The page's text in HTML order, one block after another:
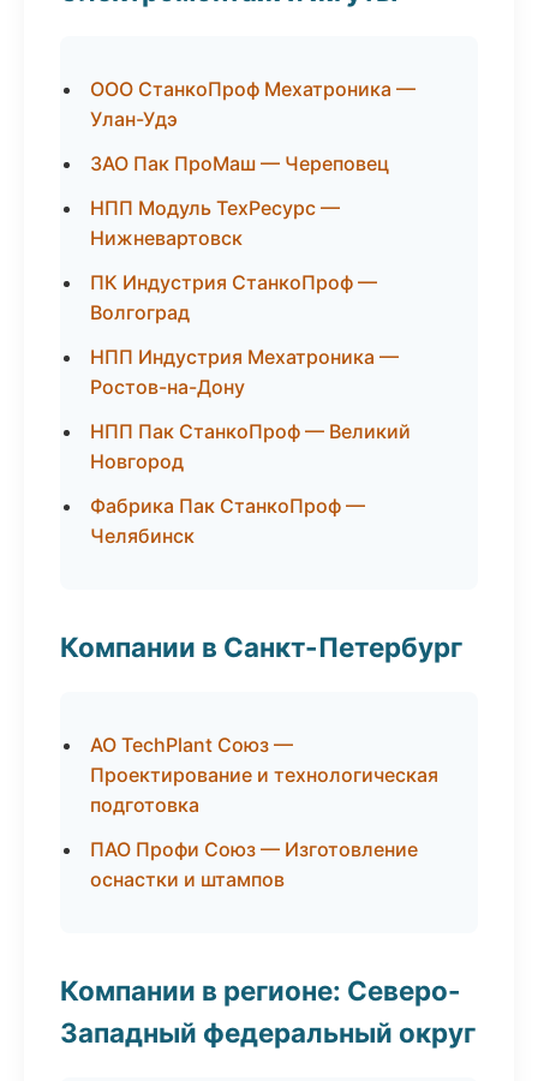
ООО СтанкоПроф Мехатроника —
Улан-Удэ
ЗАО Пак ПроМаш — Череповец
НПП Модуль ТехРесурс —
Нижневартовск
ПК Индустрия СтанкоПроф —
Волгоград
НПП Индустрия Мехатроника —
Ростов-на-Дону
НПП Пак СтанкоПроф — Великий
Новгород
Фабрика Пак СтанкоПроф —
Челябинск
Компании в Санкт-Петербург
АО TechPlant Союз —
Проектирование и технологическая
подготовка
ПАО Профи Союз — Изготовление
оснастки и штампов
Компании в регионе: Северо-
Западный федеральный округ